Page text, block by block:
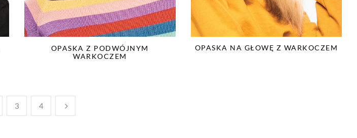
OPASKA Z PODWÓJNYM
WARKOCZEM
OPASKA NA GŁOWĘ Z WARKOCZEM
3 4